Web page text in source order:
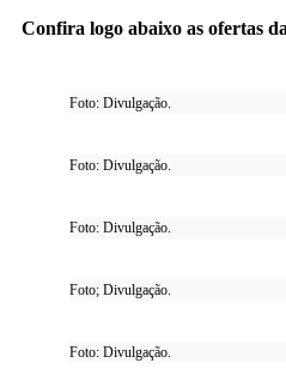
Confira logo abaixo as ofertas
Foto: Divulgação.
Foto: Divulgação.
Foto: Divulgação.
Foto; Divulgação.
Foto: Divulgação.